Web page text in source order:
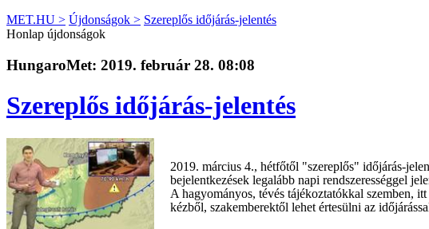
MET.HU > Újdonságok > Szereplős időjárás-jelentés
Honlap újdonságok
HungaroMet: 2019. február 28. 08:08
Szereplős időjárás-jelentés
2019. március 4., hétfőtől "szereplős" időjárás-
bejelentkezések legalább napi rendszerességgel
A hagyományos, tévés tájékoztatókkal szemben,
kézből, szakemberektől lehet értesülni az